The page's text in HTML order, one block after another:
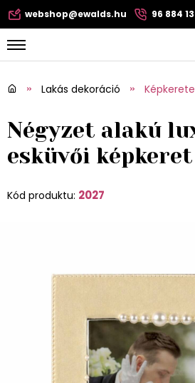
webshop@ewalds.hu 96 884
Lakás dekoráció
Négyzet alakú
esküvői képkeret
Kód produktu: 2027